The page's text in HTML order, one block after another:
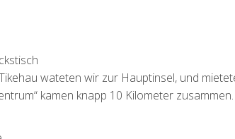
wateten wir zur Hauptinsel, und
kamen knapp 10 Kilometer